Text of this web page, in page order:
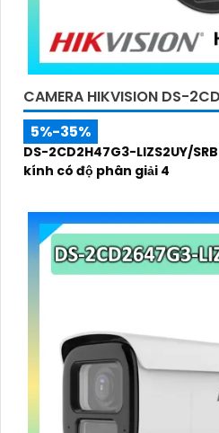
CAMERA HIKVISION DS-
5%-35%
DS-2CD2H47G3-LIZS2UY/
kính có độ phân giải 4